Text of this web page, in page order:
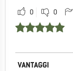
0 0
VANTAGGI